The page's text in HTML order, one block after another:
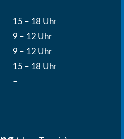
15 – 18 Uhr
9 – 12 Uhr
9 – 12 Uhr
15 – 18 Uhr
–